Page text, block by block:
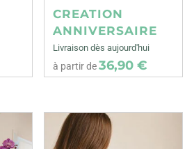
CREATION
ANNIVERSAIRE
Livraison dès aujourd'hui
à partir de36,90 €